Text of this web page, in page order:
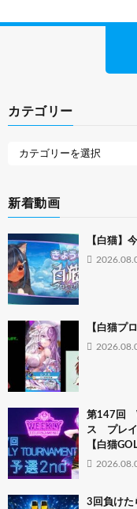
カテゴリー
新着動画
【白猫】
【白猫プ
第147回
ス プレイ
【白猫
3回負けた